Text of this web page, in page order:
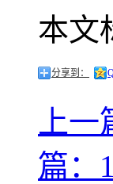
本文
分享到：
上
篇：